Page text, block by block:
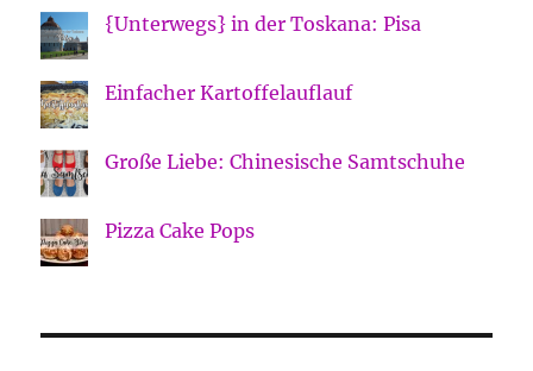
{Unterwegs} in der Toskana: Pisa
Einfacher Kartoffelauflauf
Große Liebe: Chinesische Samtschuhe
Pizza Cake Pops